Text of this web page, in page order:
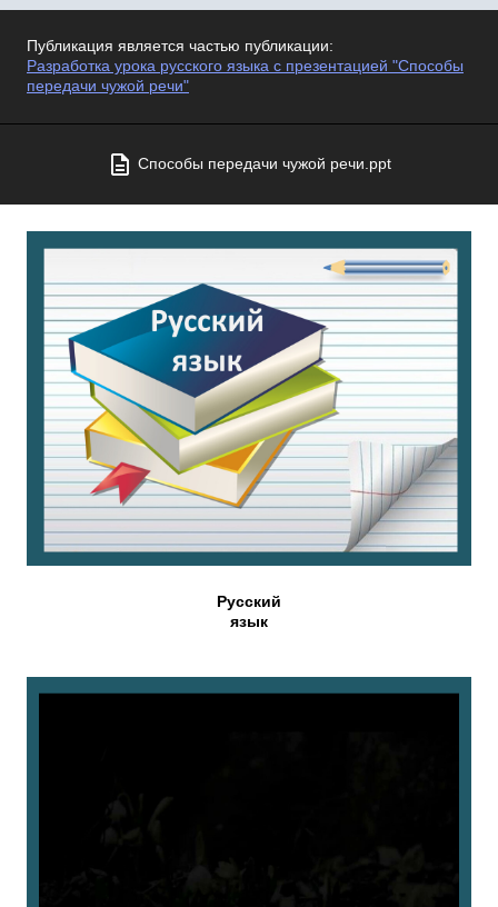
Публикация является частью публикации:
Разработка урока русского языка с презентацией "Способы
передачи чужой речи"
Способы передачи чужой речи.ppt
Русский
язык